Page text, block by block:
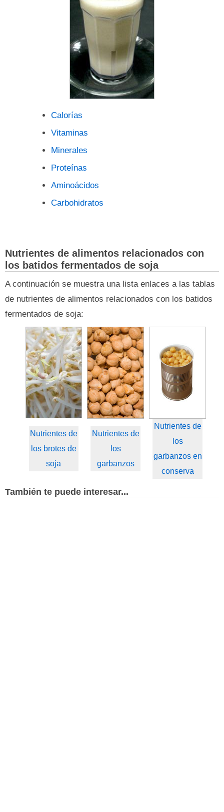
Calorías
Vitaminas
Minerales
Proteínas
Aminoácidos
Carbohidratos
Nutrientes de alimentos relacionados con
los batidos fermentados de soja
A continuación se muestra una lista enlaces a las tablas
de nutrientes de alimentos relacionados con los batidos
fermentados de soja:
Nutrientes de
los brotes de
soja
Nutrientes de
los
garbanzos
Nutrientes de
los
garbanzos en
conserva
También te puede interesar...